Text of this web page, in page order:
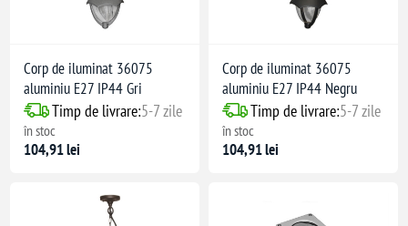
rece)
Corp de iluminat 36075
aluminiu E27 IP44 Gri
Timp de livrare:5-7 zile
în stoc
104,91 lei
Corp de iluminat 36075
aluminiu E27 IP44 Negru
Timp de livrare:5-7 zile
în stoc
104,91 lei